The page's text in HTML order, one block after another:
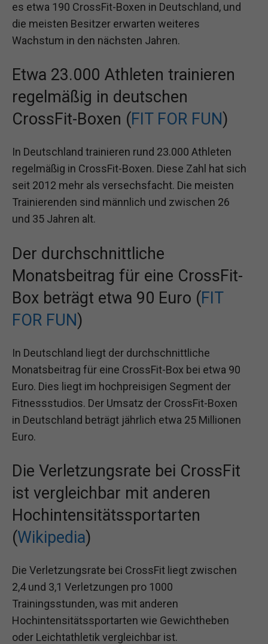
es etwa 190 CrossFit-Boxen in Deutschland, und
die meisten Besitzer erwarten weiteres
Wachstum in den nächsten Jahren.
Etwa 23.000 Athleten trainieren
regelmäßig in deutschen
CrossFit-Boxen (FIT FOR FUN)
In Deutschland trainieren rund 23.000 Athleten
regelmäßig in CrossFit-Boxen. Diese Zahl hat sich
seit 2012 mehr als versechsfacht. Die meisten
Trainierenden sind männlich und zwischen 26
und 35 Jahren alt.
Der durchschnittliche
Monatsbeitrag für eine CrossFit-
Box beträgt etwa 90 Euro (FIT
FOR FUN)
In Deutschland liegt der durchschnittliche
Monatsbeitrag für eine CrossFit-Box bei etwa 90
Euro. Dies liegt im hochpreisigen Segment der
Fitnessstudios. Der Umsatz der CrossFit-Boxen
in Deutschland beträgt jährlich etwa 25 Millionen
Euro.
Die Verletzungsrate bei CrossFit
ist vergleichbar mit anderen
Hochintensitätssportarten
(Wikipedia)
Die Verletzungsrate bei CrossFit liegt zwischen
2,4 und 3,1 Verletzungen pro 1000
Trainingsstunden, was mit anderen
Hochintensitätssportarten wie Gewichtheben
oder Leichtathletik vergleichbar ist.